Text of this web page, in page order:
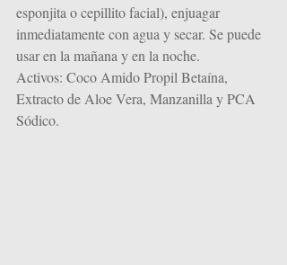
esponjita o cepillito facial), enjuagar
inmediatamente con agua y secar. Se puede
usar en la mañana y en la noche.
Activos: Coco Amido Propil Betaína,
Extracto de Aloe Vera, Manzanilla y PCA
Sódico.